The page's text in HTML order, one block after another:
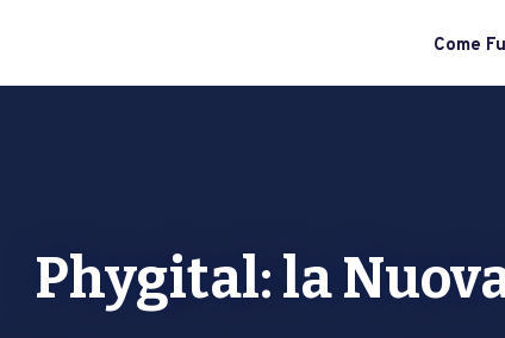
Come
Phygital: la